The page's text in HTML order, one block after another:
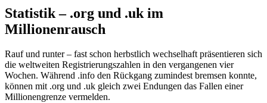
Statistik – .org und .uk im
Millionenrausch
Rauf und runter – fast schon herbstlich wechselhaft präsentieren sich
die weltweiten Registrierungszahlen in den vergangenen vier
Wochen. Während .info den Rückgang zumindest bremsen konnte,
können mit .org und .uk gleich zwei Endungen das Fallen einer
Millionengrenze vermelden.